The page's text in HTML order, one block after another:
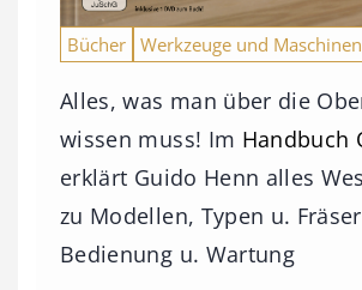
Bücher Werkzeuge und Maschinen
Alles, was man über die
wissen muss! Im Handbuch
erklärt Guido Henn alles
zu Modellen, Typen u.
Bedienung u. Wartung